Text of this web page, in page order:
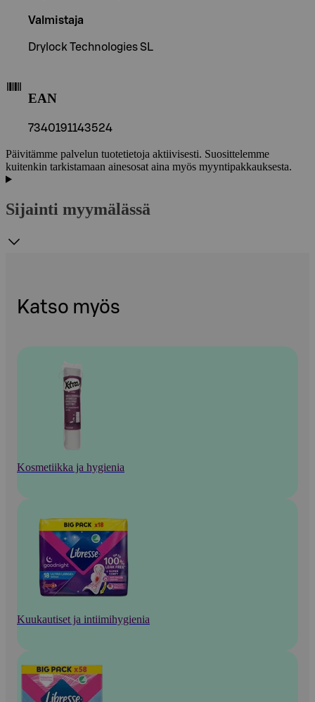
Valmistaja
Drylock Technologies SL
EAN
7340191143524
Päivitämme palvelun tuotetietoja aktiivisesti. Suosittelemme
kuitenkin tarkistamaan ainesosat aina myös myyntipakkauksesta.
Sijainti myymälässä
Katso myös
Kosmetiikka ja hygienia
Kuukautiset ja intiimihygienia